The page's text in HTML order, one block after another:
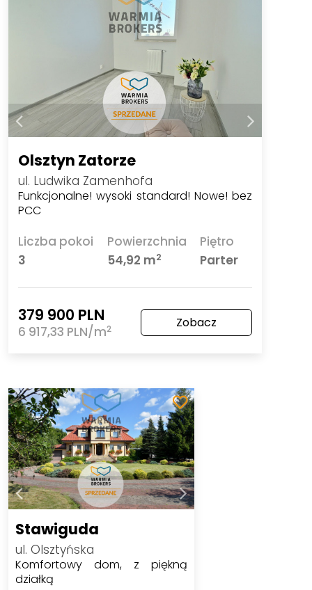
Olsztyn Zatorze
ul. Ludwika Zamenhofa
Funkcjonalne! wysoki standard! Nowe! bez
PCC
Liczba pokoi
3
Powierzchnia
54,92 m2
Piętro
Parter
379 900 PLN
6 917,33 PLN/m2 Zobacz
Stawiguda
ul. Olsztyńska
Komfortowy dom, z piękną
działką